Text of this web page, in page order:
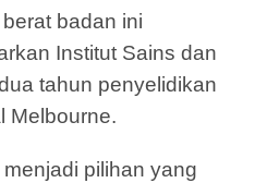
badan ini
Institut Sains dan
tahun penyelidikan
Melbourne.
pilihan yang